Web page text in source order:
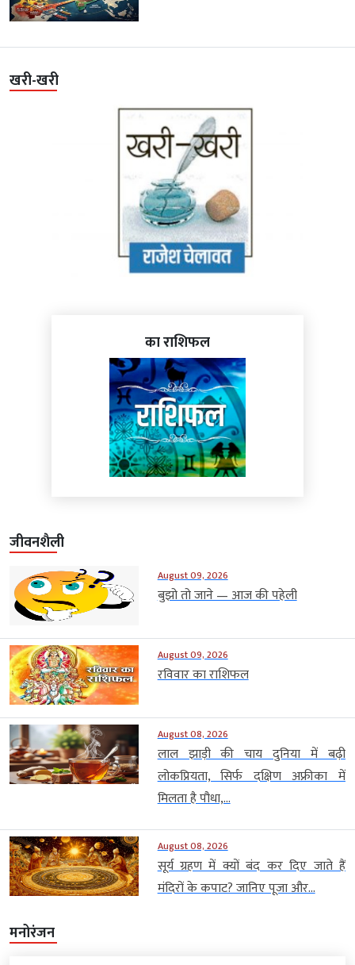
खरी-खरी
का राशिफल
जीवनशैली
August 09, 2026
बुझो तो जाने — आज की पहेली
August 09, 2026
रविवार का राशिफल
August 08, 2026
लाल झाड़ी की चाय दुनिया में बढ़ी
लोकप्रियता, सिर्फ दक्षिण अफ्रीका में
मिलता है पौधा,...
August 08, 2026
सूर्य ग्रहण में क्यों बंद कर दिए जाते हैं
मंदिरों के कपाट? जानिए पूजा और...
मनोरंजन